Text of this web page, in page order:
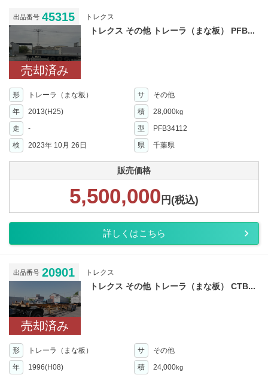
出品番号 45315 トレクス
売却済み
トレクス その他 トレーラ（まな板） PFB...
形 トレーラ（まな板） サ
その他
年
2013(H25) 積 28,000kg
走 - 型
PFB34112
検
2023年 10月 26日 県 千葉県
販売価格
5,500,000 円(税込)
詳しくはこちら
出品番号 20901 トレクス
売却済み
トレクス その他 トレーラ（まな板） CTB...
形 トレーラ（まな板） サ
その他
年
1996(H08) 積 24,000kg